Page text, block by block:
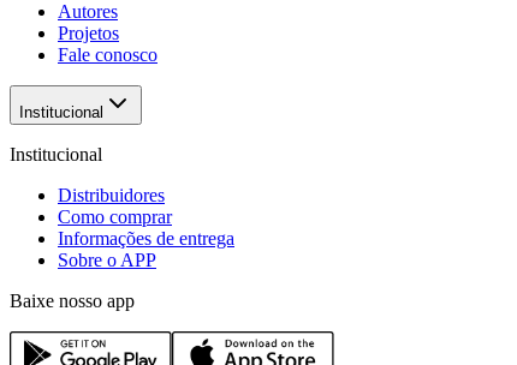
Autores
Projetos
Fale conosco
Institucional
Institucional
Distribuidores
Como comprar
Informações de entrega
Sobre o APP
Baixe nosso app